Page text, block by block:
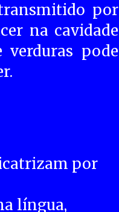
por
na cavidade
pode
por
língua,